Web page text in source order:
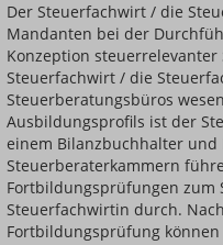
Der Steuerfachwirt / die
Mandanten bei der
Konzeption
Steuerfachwirt / die
Steuerberatungsbüros
Ausbildungsprofils ist der
einem Bilanzbuchhalter und
Steuerberaterkammern
Fortbildungsprüfungen zum
Steuerfachwirtin durch.
Fortbildungsprüfung